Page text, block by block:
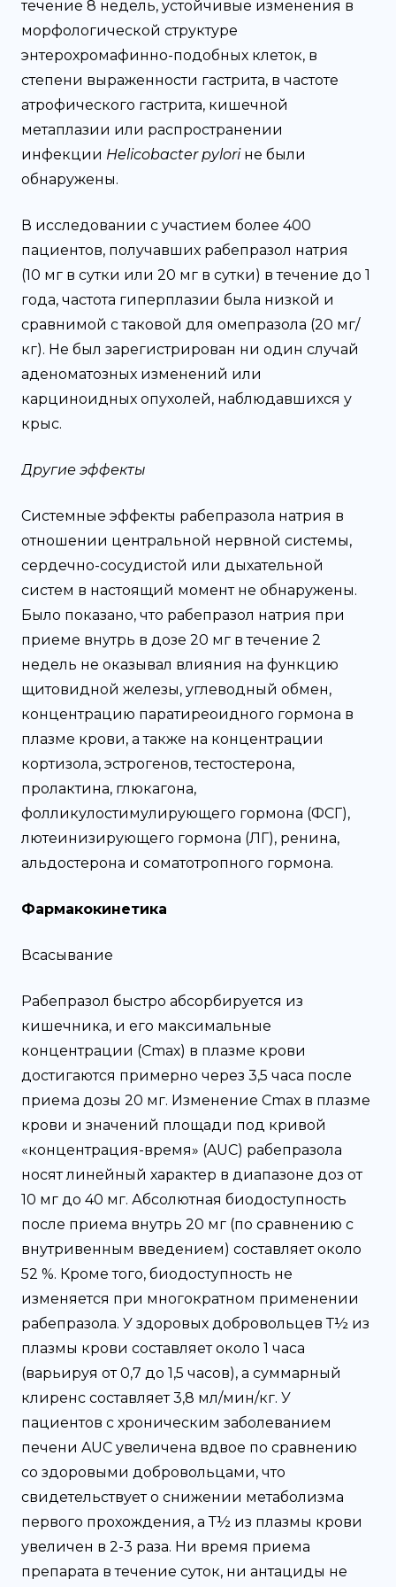
течение 8 недель, устойчивые изменения в
морфологической структуре
энтерохромафинно-подобных клеток, в
степени выраженности гастрита, в частоте
атрофического гастрита, кишечной
метаплазии или распространении
инфекции Helicobacter pylori не были
обнаружены.
В исследовании с участием более 400
пациентов, получавших рабепразол натрия
(10 мг в сутки или 20 мг в сутки) в течение до 1
года, частота гиперплазии была низкой и
сравнимой с таковой для омепразола (20 мг/
кг). Не был зарегистрирован ни один случай
аденоматозных изменений или
карциноидных опухолей, наблюдавшихся у
крыс.
Другие эффекты
Системные эффекты рабепразола натрия в
отношении центральной нервной системы,
сердечно-сосудистой или дыхательной
систем в настоящий момент не обнаружены.
Было показано, что рабепразол натрия при
приеме внутрь в дозе 20 мг в течение 2
недель не оказывал влияния на функцию
щитовидной железы, углеводный обмен,
концентрацию паратиреоидного гормона в
плазме крови, а также на концентрации
кортизола, эстрогенов, тестостерона,
пролактина, глюкагона,
фолликулостимулирующего гормона (ФСГ),
лютеинизирующего гормона (ЛГ), ренина,
альдостерона и соматотропного гормона.
Фармакокинетика
Всасывание
Рабепразол быстро абсорбируется из
кишечника, и его максимальные
концентрации (Сmах) в плазме крови
достигаются примерно через 3,5 часа после
приема дозы 20 мг. Изменение Сmах в плазме
крови и значений площади под кривой
«концентрация-время» (AUC) рабепразола
носят линейный характер в диапазоне доз от
10 мг до 40 мг. Абсолютная биодоступность
после приема внутрь 20 мг (по сравнению с
внутривенным введением) составляет около
52 %. Кроме того, биодоступность не
изменяется при многократном применении
рабепразола. У здоровых добровольцев Т½ из
плазмы крови составляет около 1 часа
(варьируя от 0,7 до 1,5 часов), а суммарный
клиренс составляет 3,8 мл/мин/кг. У
пациентов с хроническим заболеванием
печени AUC увеличена вдвое по сравнению
со здоровыми добровольцами, что
свидетельствует о снижении метаболизма
первого прохождения, а Т½ из плазмы крови
увеличен в 2-3 раза. Ни время приема
препарата в течение суток, ни антациды не